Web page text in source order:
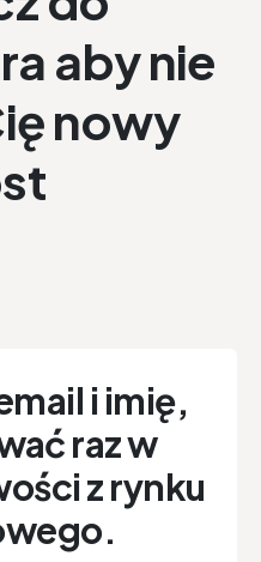
aby nie
nowy
i imię,
raz w
z rynku